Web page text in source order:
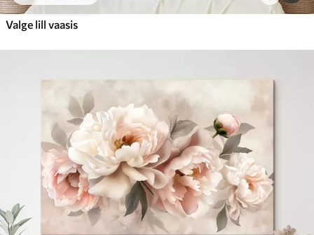
Valge lill vaasis